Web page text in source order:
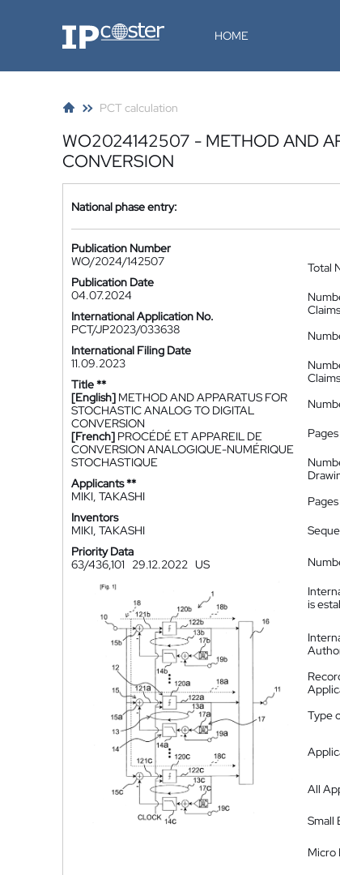
IP-Coster HOME
PCT calculation
WO2024142507 - METHOD AND
CONVERSION
National phase entry:
Publication Number
WO/2024/142507
Publication Date
04.07.2024
International Application No.
PCT/JP2023/033638
International Filing Date
11.09.2023
Title **
[English] METHOD AND APPARATUS FOR
STOCHASTIC ANALOG TO DIGITAL
CONVERSION
[French] PROCÉDÉ ET APPAREIL DE
CONVERSION ANALOGIQUE-NUMÉRIQUE
STOCHASTIQUE
Applicants **
MIKI, TAKASHI
Inventors
MIKI, TAKASHI
Priority Data
63/436,101
29.12.2022 US
Total
Claims
Claims
is
Type
All
Small
Micro